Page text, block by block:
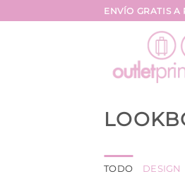
al
ENVÍO GRATIS
TODO DESIGN